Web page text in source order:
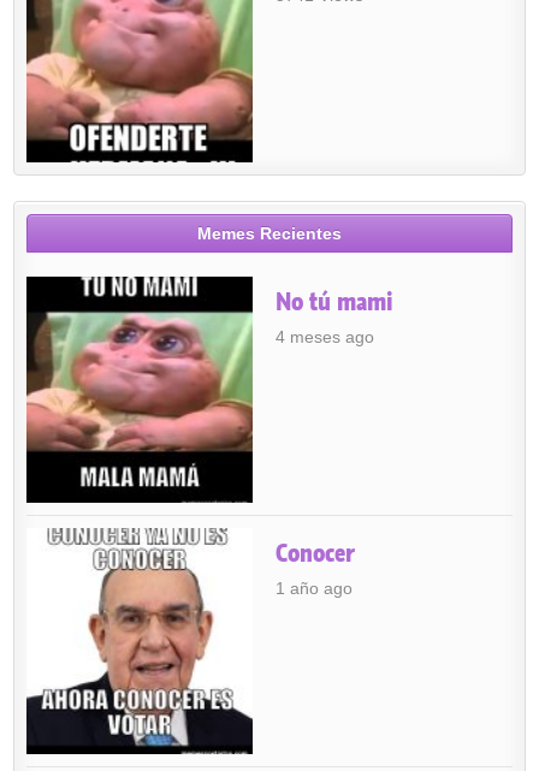
Memes Recientes
No tú mami
4 meses ago
Conocer
1 año ago